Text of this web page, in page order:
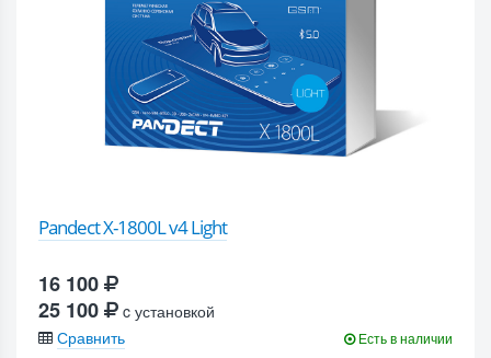
Pandect X-1800L v4 Light
16 100
25 100
c установкой
Сравнить
Есть в наличии